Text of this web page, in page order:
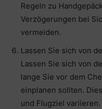
Regeln zu
Verzögerungen bei
vermeiden.
Lassen Sie sich von
Lassen Sie sich von
lange Sie vor dem
einplanen sollten.
und Flugziel variieren.